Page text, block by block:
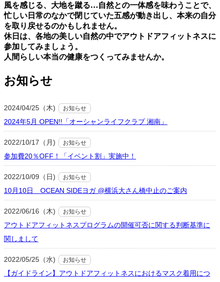
⾵を感じる、⼤地を蹴る…⾃然との⼀体感を味わうことで、
忙しい⽇常のなかで閉じていた五感が動き出し、本来の⾃分
を取り戻せるのかもしれません。
休⽇は、各地の美しい⾃然の中でアウトドアフィットネスに
参加してみましょう。
⼈間らしい本当の健康をつくってみませんか。
お知らせ
2024/04/25（木) お知らせ
2024年5月 OPEN!!「オーシャンライフクラブ 湘南」
2022/10/17（月) お知らせ
参加費20％OFF！「イベント割」実施中！
2022/10/09（日) お知らせ
10月10日 OCEAN SIDEヨガ @横浜大さん橋中止のご案内
2022/06/16（木) お知らせ
アウトドアフィットネスプログラムの開催可否に関する判断基準に
関しまして
2022/05/25（水) お知らせ
【ガイドライン】アウトドアフィットネスにおけるマスク着用につ